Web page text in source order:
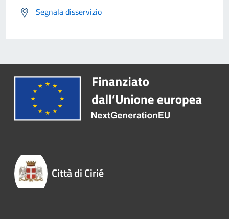
Segnala disservizio
Città di Cirié